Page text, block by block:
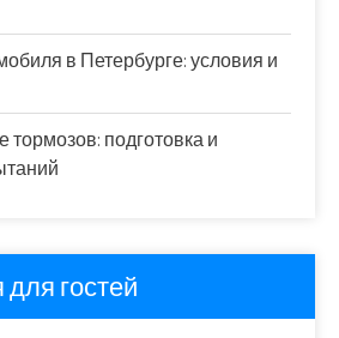
в Петербурге: условия и
тормозов: подготовка и
гостей